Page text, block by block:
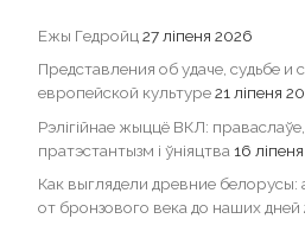
Ежы Гедройц 27 ліпеня 2026
Представления об удаче, судьбе и
европейской культуре21 ліпеня
Рэлігійнае жыццё ВКЛ: праваслаўе,
пратэстантызм і ўніяцтва 16
Как выглядели древние
от бронзового века до наших дней